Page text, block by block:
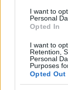
I want to
Personal
Opted In
I want to
Retention,
Personal
Purposes
Opted Out